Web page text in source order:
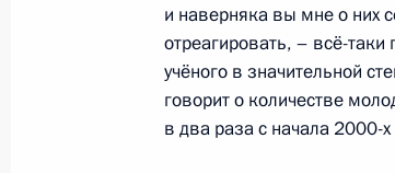
Российско-греческие
8 декабря 2021 года, 14:20
и наверняка вы мне о них
отреагировать, – всё-таки
учёного в значительной
говорит о количестве
в два раза с начала 2000-х